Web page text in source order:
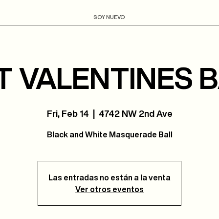
SOY NUEVO
VALENTINES
Fri, Feb 14
  |
4742 NW 2nd Ave
Black and White Masquerade Ball
Las entradas no están a la venta
Ver otros eventos